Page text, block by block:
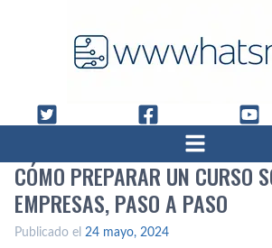
CÓMO PREPARAR UN CURSO
EMPRESAS, PASO A PASO
Publicado el 24 mayo, 2024